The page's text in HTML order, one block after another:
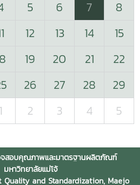
5 6 7
8
12 13 14
15
19 20 21
22
26 27 28
29
1 2 3 4 5
จสอบคุณภาพและมาตรฐานผลิตภัณฑ์
มหาวิทยาลัยแม่โจ้
and Standardization, Maejo